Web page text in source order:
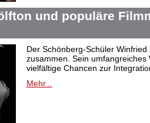
und populäre
Der Schönberg-Schüler
zusammen. Sein
vielfältige Chancen zur
Mehr...